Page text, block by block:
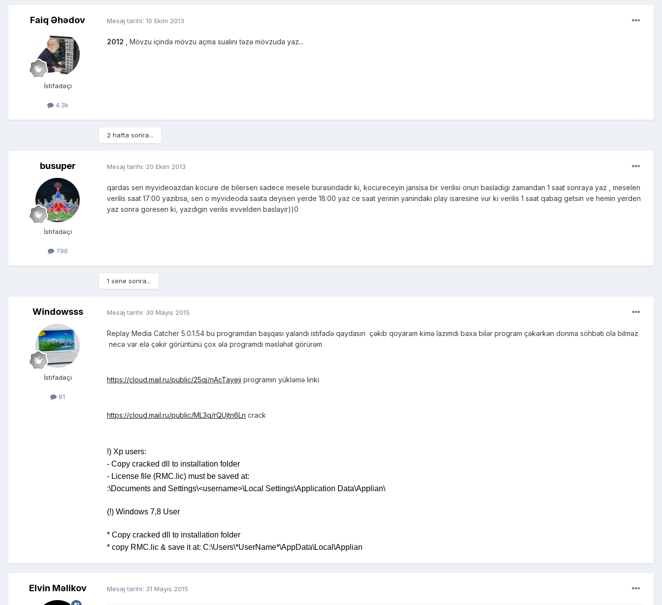
Faiq Əhədov
İstifadəçi
4.3k
Mesaj tarihi: 10 Ekim 2013
2012 , Mövzu içində mövzu açma sualını təzə mövzuda yaz...
2 hafta sonra...
busuper
İstifadəçi
796
Mesaj tarihi: 20 Ekim 2013
qardas sen myvideoazdan kocure de bilersen sadece mesele burasindadir ki, kocureceyin jansisa bir verilisi onun basladigi zamandan 1 saat sonraya yaz , meselen
verilis saat 17:00 yazibsa, sen o myvideoda saata deyisen yerde 18:00 yaz ce saat yerinin yanindaki play isaresine vur ki verilis 1 saat qabag getsin ve hemin yerden
yaz sonra goresen ki, yazdigin verilis evvelden baslayir))0
1 sene sonra...
Windowsss
İstifadəçi
91
Mesaj tarihi: 30 Mayıs 2015
Replay Media Catcher 5.0.1.54 bu programdan başqası yalandı istifadə qaydasın çəkib qoyaram kimə lazımdı baxa bilər program çəkərkən donma söhbəti ola bilməz
necə var elə çəkir görüntünü çox əla programdı məsləhət görürəm
https://cloud.mail.ru/public/25qj/nAcTayeji programın yükləmə linki
https://cloud.mail.ru/public/ML3q/rQUjtn6Ln crack
!) Xp users:
- Copy cracked dll to installation folder
- License file (RMC.lic) must be saved at:
:\Documents and Settings\<username>\Local Settings\Application Data\Applian\
(!) Windows 7,8 User
* Copy cracked dll to installation folder
* copy RMC.lic & save it at: C:\Users\*UserName*\AppData\Local\Applian
Elvin Məlikov Mesaj tarihi: 31 Mayıs 2015